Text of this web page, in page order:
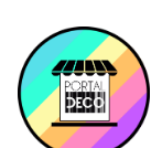
ayuda?